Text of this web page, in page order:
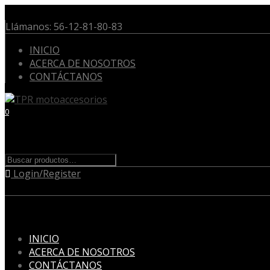
Llámanos: 56-12-81-80-83
INICIO
ACERCA DE NOSOTROS
CONTÁCTANOS
0
Buscar
por:Login/Register
Skip
content
INICIO
ACERCA DE NOSOTROS
CONTÁCTANOS